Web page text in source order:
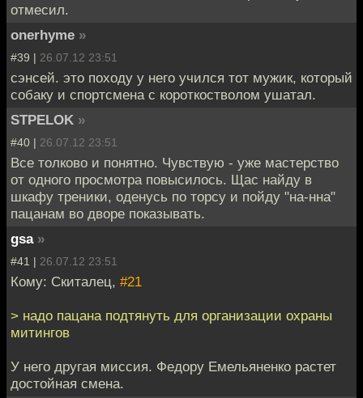
отмесил.
onerhyme »
#39 | 26.07.12 23:51
сэнсей. это походу у него учился тот мужик, который
собаку и спортсмена с короткостволом ушатал.
STPELOK »
#40 | 26.07.12 23:51
Все толково и понятно. Чувствую - уже мастерство
от одного просмотра повысилось. Щас найду в
шкафу треники, оденусь по торсу и пойду "на-нна"
пацанам во дворе показывать.
gsa »
#41 | 26.07.12 23:51
Кому: Скиталец, #21
> надо пацана подтянуть для организации охраны
митингов
У него другая миссия. Федору Емельяненко растет
достойная смена.